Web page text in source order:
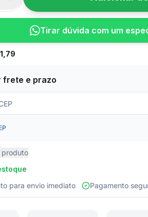
Tirar dúvida com um
frete e prazo
produto
para envio imediato
Pagamento